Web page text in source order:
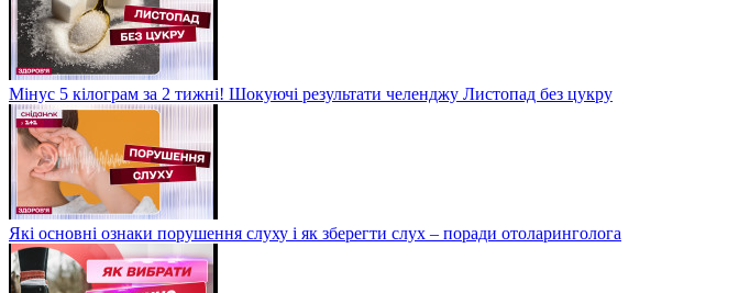
Мінус 5 кілограм за 2 тижні! Шокуючі результати челенджу Листопад без цукру
Які основні ознаки порушення слуху і як зберегти слух – поради отоларинголога